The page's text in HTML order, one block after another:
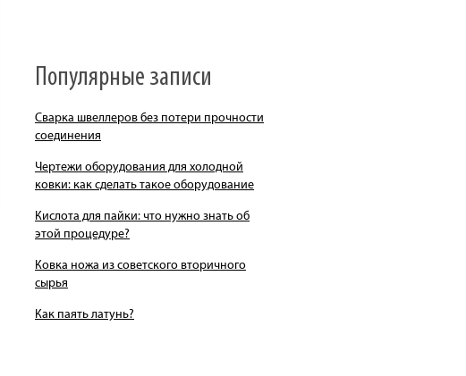
Популярные записи
Сварка швеллеров без потери прочности
соединения
Чертежи оборудования для холодной
ковки: как сделать такое оборудование
Кислота для пайки: что нужно знать об
этой процедуре?
Ковка ножа из советского вторичного
сырья
Как паять латунь?